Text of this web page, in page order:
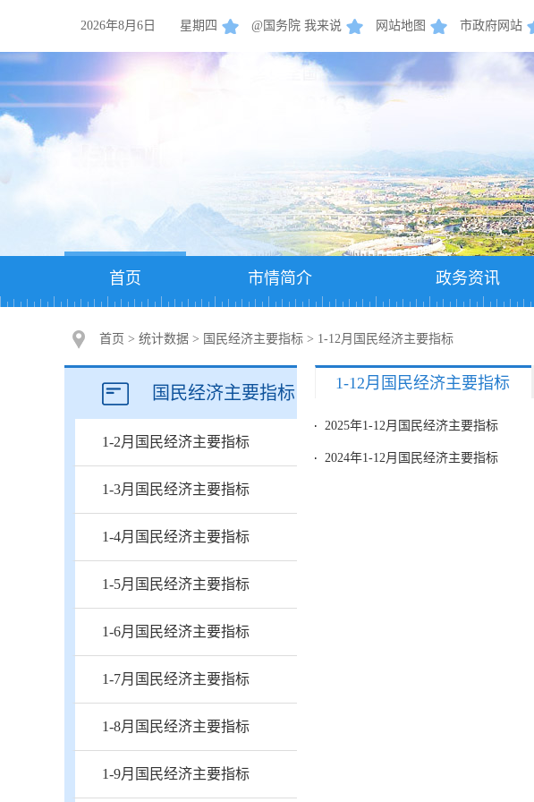
2026年8月6日 星期四 @国务院 我来说 网站地图 市政府网站
首页 市情简介 政务资讯
首页 > 统计数据 > 国民经济主要指标 > 1-12月国民经济主要指标
国民经济主要指标
1-2月国民经济主要指标
1-3月国民经济主要指标
1-4月国民经济主要指标
1-5月国民经济主要指标
1-6月国民经济主要指标
1-7月国民经济主要指标
1-8月国民经济主要指标
1-9月国民经济主要指标
1-12月国民经济主要指标
2025年1-12月国民经济主要指标
2024年1-12月国民经济主要指标